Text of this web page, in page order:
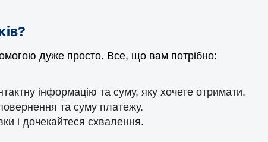
дуже просто. Все, що вам потрібно:
інформацію та суму, яку хочете отримати.
та суму платежу.
і дочекайтеся схвалення.